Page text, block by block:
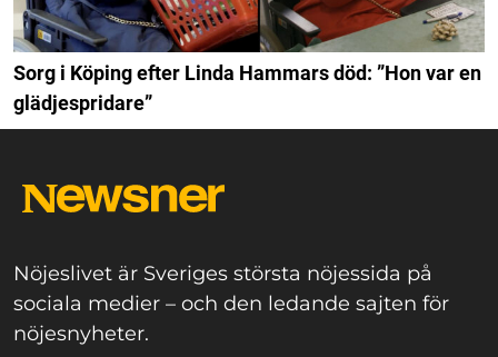
Sorg i Köping efter Linda Hammars död: ”Hon var en
glädjespridare”
Nöjeslivet är Sveriges största nöjessida på
sociala medier – och den ledande sajten för
nöjesnyheter.